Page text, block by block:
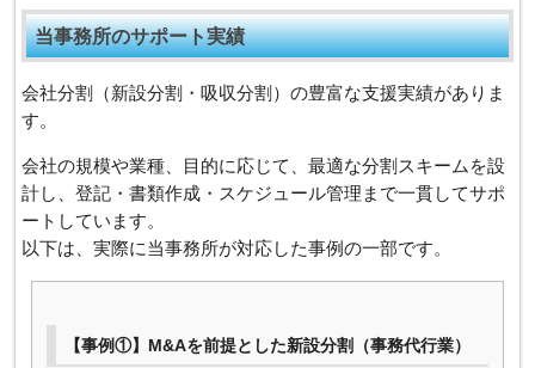
当事務所のサポート実績
会社分割（新設分割・吸収分割）の豊富な支援実績がありま
す。
会社の規模や業種、目的に応じて、最適な分割スキームを設
計し、登記・書類作成・スケジュール管理まで一貫してサポ
ートしています。
以下は、実際に当事務所が対応した事例の一部です。
【事例①】M&Aを前提とした新設分割（事務代行業）